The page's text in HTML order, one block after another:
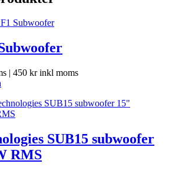
| 450 krinkl moms
SUB15 subwoofer
RMS